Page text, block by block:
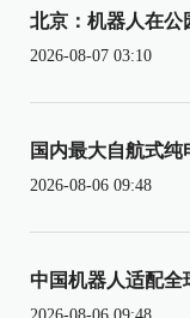
北京：机器人在公
2026-08-07 03:10
国内最大自航式
2026-08-06 09:48
中国机器人适配全